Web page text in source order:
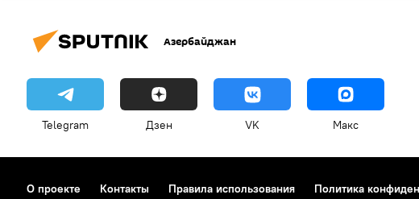
Азербайджан
Telegram Дзен VK Макс
О проекте Контакты Правила использования Политика